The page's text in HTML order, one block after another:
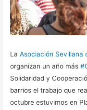
LaAsociación Sevillana
organizan un año más
Solidaridad y
barrios el trabajo que
octubre estuvimos en